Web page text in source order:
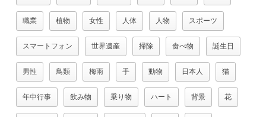
職業 植物 女性 人体 人物 スポーツ
スマートフォン 世界遺産 掃除 食べ物 誕生日
男性 鳥類 梅雨 手 動物 日本人 猫
年中行事 飲み物 乗り物 ハート 背景 花